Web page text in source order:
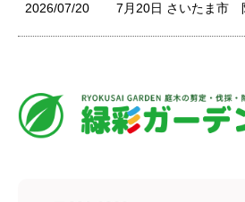
2026/07/20 7月20日 さいたま市